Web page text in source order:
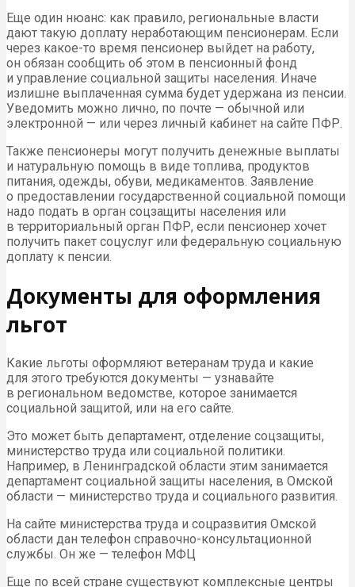
Еще один нюанс: как правило, региональные власти
дают такую доплату неработающим пенсионерам. Если
через какое-то время пенсионер выйдет на работу,
он обязан сообщить об этом в пенсионный фонд
и управление социальной защиты населения. Иначе
излишне выплаченная сумма будет удержана из пенсии.
Уведомить можно лично, по почте — обычной или
электронной — или через личный кабинет на сайте ПФР.
Также пенсионеры могут получить денежные выплаты
и натуральную помощь в виде топлива, продуктов
питания, одежды, обуви, медикаментов. Заявление
о предоставлении государственной социальной помощи
надо подать в орган соцзащиты населения или
в территориальный орган ПФР, если пенсионер хочет
получить пакет соцуслуг или федеральную социальную
доплату к пенсии.
Документы для оформления
льгот
Какие льготы оформляют ветеранам труда и какие
для этого требуются документы — узнавайте
в региональном ведомстве, которое занимается
социальной защитой, или на его сайте.
Это может быть департамент, отделение соцзащиты,
министерство труда или социальной политики.
Например, в Ленинградской области этим занимается
департамент социальной защиты населения, в Омской
области — министерство труда и социального развития.
На сайте министерства труда и соцразвития Омской
области дан телефон справочно-консультационной
службы. Он же — телефон МФЦ
Еще по всей стране существуют комплексные центры